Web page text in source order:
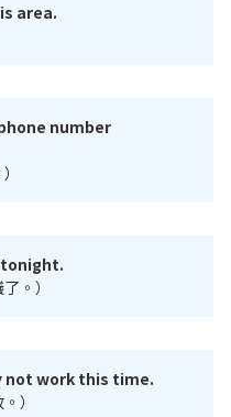
area.
number
。）
not work this time.
）